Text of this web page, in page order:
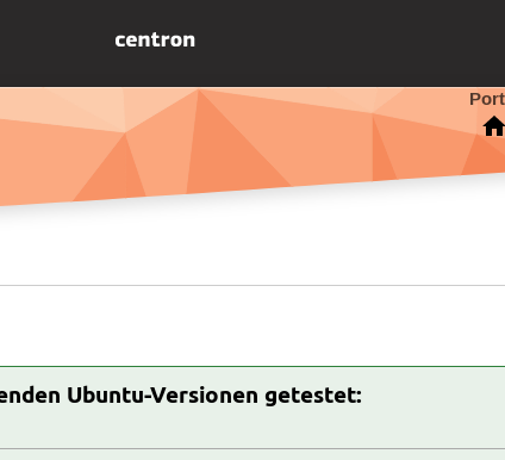
Ubuntu-Versionen getestet: